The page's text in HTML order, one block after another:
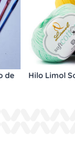
de
Hilo Limol